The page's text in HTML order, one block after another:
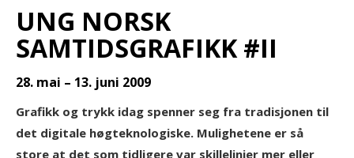
UNG NORSK
SAMTIDSGRAFIKK #II
28. mai – 13. juni 2009
Grafikk og trykk idag spenner seg fra tradisjonen til
det digitale høgteknologiske. Mulighetene er så
store at det som tidligere var skillelinjer mer eller